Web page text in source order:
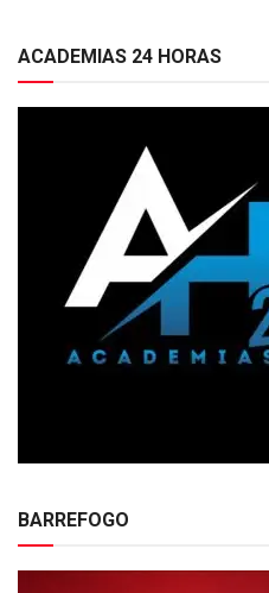
ACADEMIAS 24 HORAS
BARREFOGO